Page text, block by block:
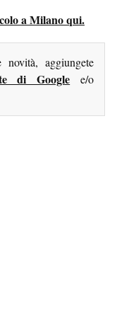
a Milano qui.
novità, aggiungete
di Google e/o